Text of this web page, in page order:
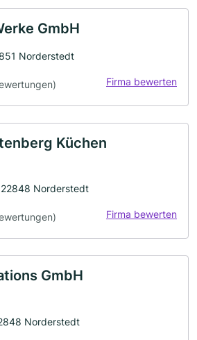
GmbH
Norderstedt
Firma bewerten
Küchen
Norderstedt
Firma bewerten
GmbH
Norderstedt